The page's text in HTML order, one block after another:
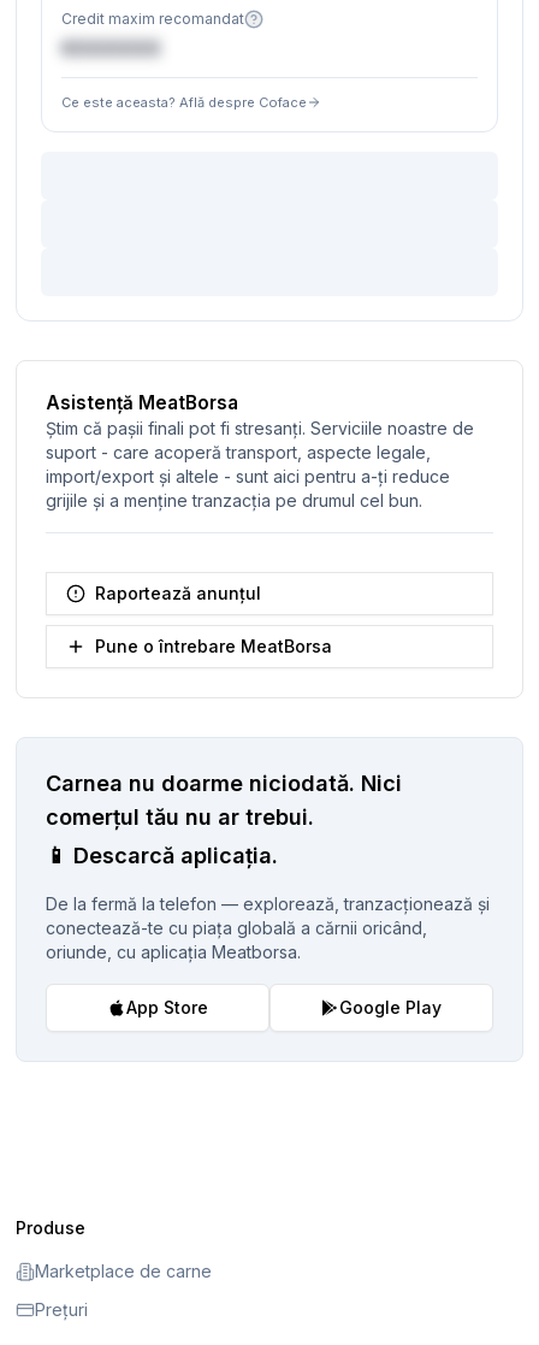
Credit maxim recomandat
€XXXXXX
Ce este aceasta? Află despre Coface
Asistență MeatBorsa
Știm că pașii finali pot fi stresanți. Serviciile noastre de
suport - care acoperă transport, aspecte legale,
import/export și altele - sunt aici pentru a-ți reduce
grijile și a menține tranzacția pe drumul cel bun.
Raportează anunțul
Pune o întrebare MeatBorsa
Carnea nu doarme niciodată. Nici
comerțul tău nu ar trebui.
📱 Descarcă aplicația.
De la fermă la telefon — explorează, tranzacționează și
conectează-te cu piața globală a cărnii oricând,
oriunde, cu aplicația Meatborsa.
App Store Google Play
Produse
Marketplace de carne
Prețuri